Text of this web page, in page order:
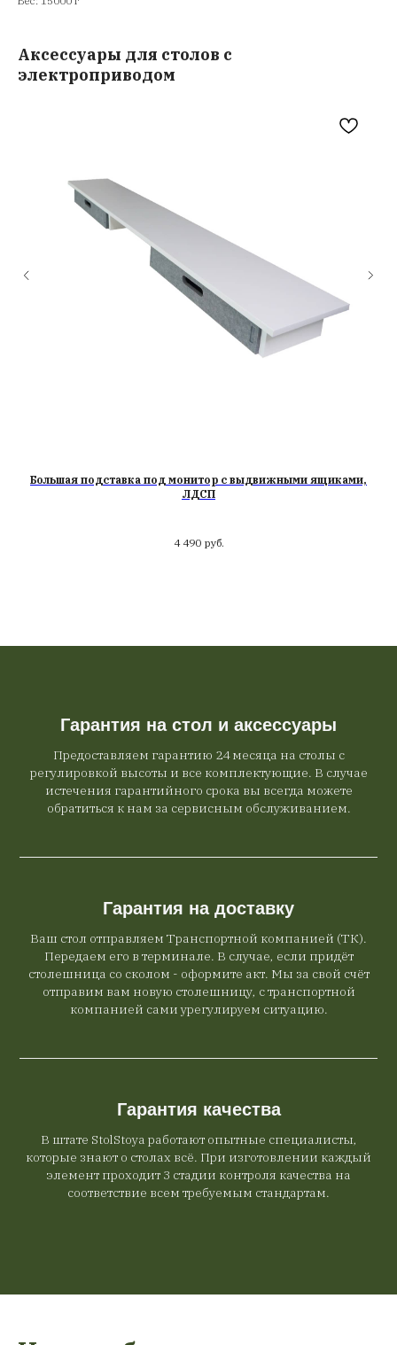
Аксессуары для столов с
электроприводом
Большая подставка под монитор с выдвижными ящиками,
ЛДСП
4 490 руб.
Гарантия на стол и аксессуары
Предоставляем гарантию 24 месяца на столы с
регулировкой высоты и все комплектующие. В случае
истечения гарантийного срока вы всегда можете
обратиться к нам за сервисным обслуживанием.
Гарантия на доставку
Ваш стол отправляем Транспортной компанией (ТК).
Передаем его в терминале. В случае, если придёт
столешница со сколом - оформите акт. Мы за свой счёт
отправим вам новую столешницу, с транспортной
компанией сами урегулируем ситуацию.
Гарантия качества
В штате StolStoya работают опытные специалисты,
которые знают о столах всё. При изготовлении каждый
элемент проходит 3 стадии контроля качества на
соответствие всем требуемым стандартам.